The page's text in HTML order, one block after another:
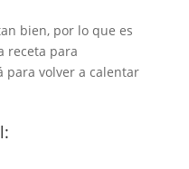
bien, por lo que es
receta para
para volver a calentar